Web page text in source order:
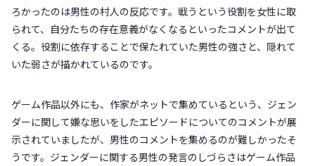
ろかったのは男性の村人の反応です。戦うという役割を女性に取
られて、自分たちの存在意義がなくなるといったコメントが出て
くる。役割に依存することで保たれていた男性の強さと、隠れて
いた弱さが描かれているのです。
ゲーム作品以外にも、作家がネットで集めているという、ジェン
ダーに関して嫌な思いをしたエピソードについてのコメントが展
示されていましたが、男性のコメントを集めるのが難しかったそ
うです。ジェンダーに関する男性の発言のしづらさはゲーム作品